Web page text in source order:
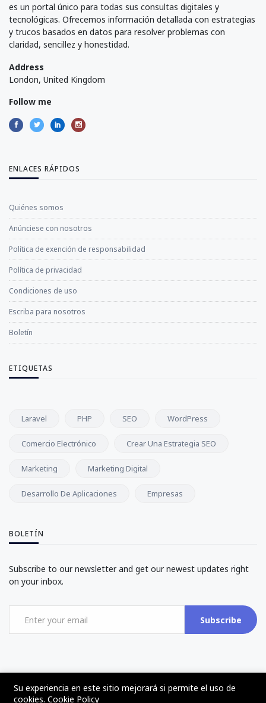
es un portal único para todas sus consultas digitales y
tecnológicas. Ofrecemos información detallada con estrategias
y trucos basados en datos para resolver problemas con
claridad, sencillez y honestidad.
Address
London, United Kingdom
Follow me
ENLACES RÁPIDOS
Quiénes somos
Anúnciese con nosotros
Política de exención de responsabilidad
Política de privacidad
Condiciones de uso
Escriba para nosotros
Boletín
ETIQUETAS
Laravel PHP SEO WordPress
Comercio Electrónico Crear Una Estrategia SEO
Marketing Marketing Digital
Desarrollo De Aplicaciones Empresas
BOLETÍN
Subscribe to our newsletter and get our newest updates right
on your inbox.
Subscribe
©2017 - 2024 - The Web Tier - Todos los derechos reservados
Su experiencia en este sitio mejorará si permite el uso de
cookies. Cookie Policy